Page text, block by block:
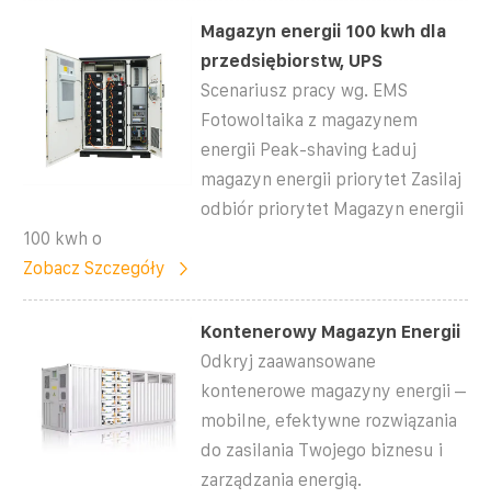
Magazyn energii 100 kwh dla
przedsiębiorstw, UPS
Scenariusz pracy wg. EMS
Fotowoltaika z magazynem
energii Peak-shaving Ładuj
magazyn energii priorytet Zasilaj
odbiór priorytet Magazyn energii
100 kwh o
Zobacz Szczegóły
Kontenerowy Magazyn Energii
Odkryj zaawansowane
kontenerowe magazyny energii –
mobilne, efektywne rozwiązania
do zasilania Twojego biznesu i
zarządzania energią.